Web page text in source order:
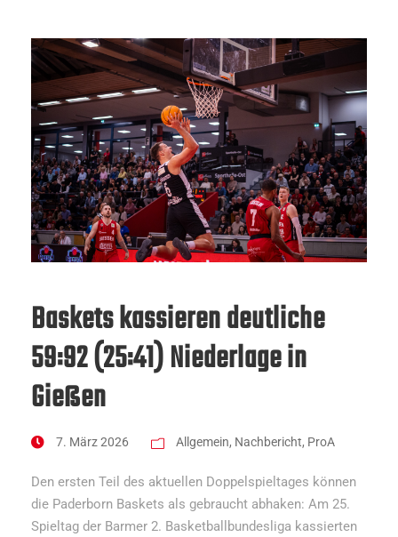
Baskets kassieren deutliche
59:92 (25:41) Niederlage in
Gießen
7. März 2026 Allgemein, Nachbericht, ProA
Den ersten Teil des aktuellen Doppelspieltages können
die Paderborn Baskets als gebraucht abhaken: Am 25.
Spieltag der Barmer 2. Basketballbundesliga kassierten